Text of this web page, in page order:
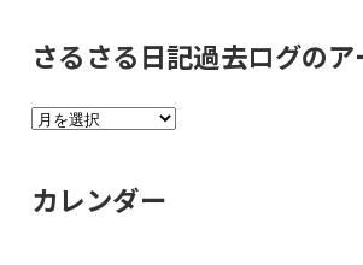
さるさる日記過去ログの
さ
る
カレンダー